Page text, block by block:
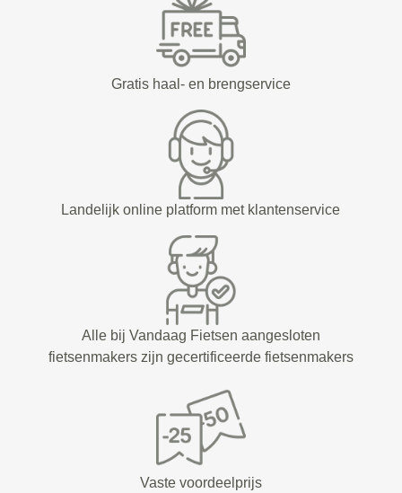
Gratis haal- en brengservice
Landelijk online platform met klantenservice
Alle bij Vandaag Fietsen aangesloten
fietsenmakers zijn gecertificeerde fietsenmakers
Vaste voordeelprijs